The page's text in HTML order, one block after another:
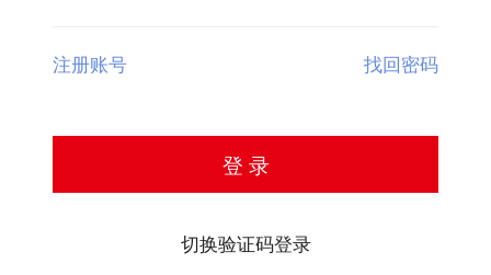
注册账号 找回密码
登 录
切换验证码登录